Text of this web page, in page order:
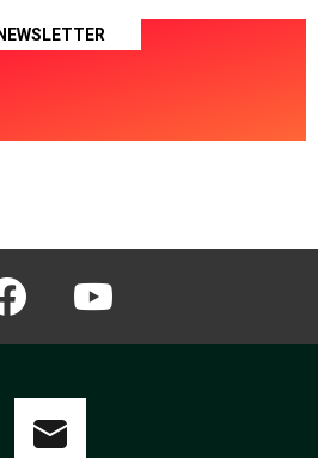
NEWSLETTER
facebook youtube